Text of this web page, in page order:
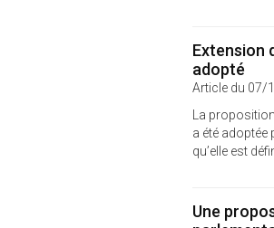
Extension
adopté
Article du 07/
La
a été adoptée
qu’elle est
Une